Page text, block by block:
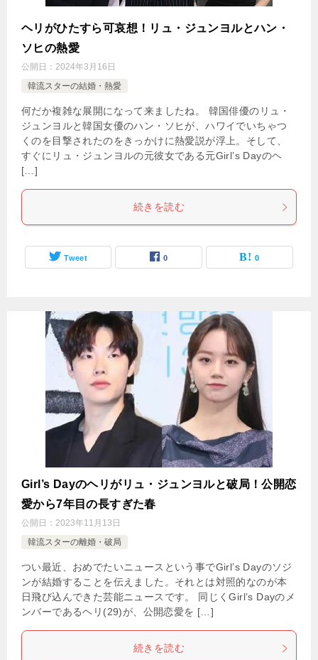
ヘリがひたすら可哀想！リュ・ジュンヨルとハン・
ソヒの熱愛
公開日： 2024年3月16日
韓流スターの結婚・熱愛
何だか複雑な展開になって来ましたね。 韓国俳優のリュ・
ジュンヨルと韓国女優のハン・ソヒが、ハワイでいちゃつ
くのを目撃されたのをきっかけに熱愛説が浮上。そして、
すぐにリュ・ジュンヨルの元彼女である元Girl’s Dayのヘ
[…]
続きを読む
Tweet 0 0
Girl’s Dayのヘリがリュ・ジュンヨルと破局！公開恋
愛から7年目の長すぎた春
公開日： 2023年11月13日
韓流スターの離婚・破局
つい最近、おめでたいニュースという事でGirl’s Dayのソジ
ンが結婚することを伝えました。それとは対照的なのが本
日飛び込んできた芸能ニュースです。 同じくGirl’s Dayのメ
ンバーであるヘリ(29)が、公開恋愛を […]
続きを読む